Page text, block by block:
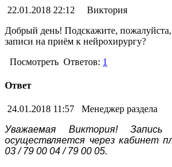
22.01.2018 22:12
Виктория
Добрый день! Подскажите,
записи на приём к нейрохирургу?
Посмотреть Ответов: 1
Ответ
24.01.2018 11:57
Менеджер раздела
Уважаемая Виктория! Запись
осуществляется через кабинет
03 / 79 00 04 / 79 00 05.